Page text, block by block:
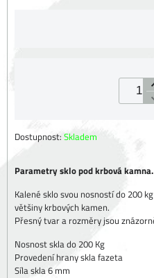
Dostupnost: Skladem
Parametry sklo pod krbová kamna.
Kalené sklo svou nosností do 200
většiny krbových kamen.
Přesný tvar a rozměry jsou
Nosnost skla do 200 Kg
Provedení hrany skla fazeta
Síla skla 6 mm